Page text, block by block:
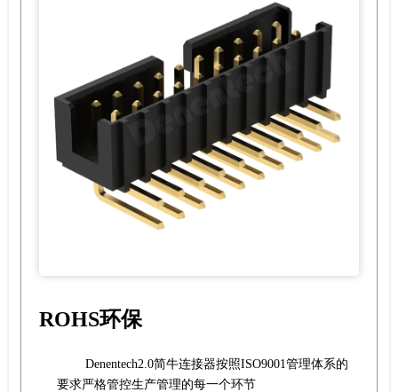
ROHS环保
Denentech2.0简牛连接器按照ISO9001管理体系的
要求严格管控生产管理的每一个环节